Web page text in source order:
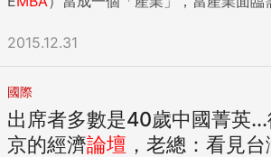
2015.12.31
國際
出席者多數是40歲中國菁英
京的經濟論壇 ，老總：看見